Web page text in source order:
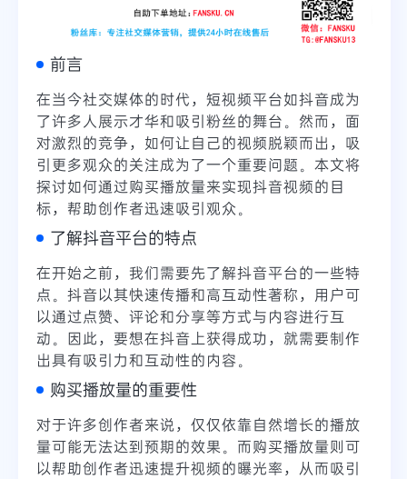
前言
在当今社交媒体的时代，短视频平台如抖音成为
了许多人展示才华和吸引粉丝的舞台。然而，面
对激烈的竞争，如何让自己的视频脱颖而出，吸
引更多观众的关注成为了一个重要问题。本文将
探讨如何通过购买播放量来实现抖音视频的目
标，帮助创作者迅速吸引观众。
了解抖音平台的特点
在开始之前，我们需要先了解抖音平台的一些特
点。抖音以其快速传播和高互动性著称，用户可
以通过点赞、评论和分享等方式与内容进行互
动。因此，要想在抖音上获得成功，就需要制作
出具有吸引力和互动性的内容。
购买播放量的重要性
对于许多创作者来说，仅仅依靠自然增长的播放
量可能无法达到预期的效果。而购买播放量则可
以帮助创作者迅速提升视频的曝光率，从而吸引